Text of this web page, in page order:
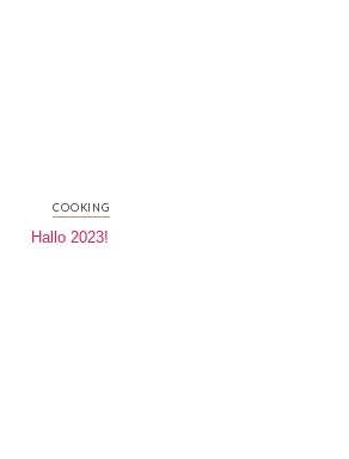
COOKING
Hallo 2023!